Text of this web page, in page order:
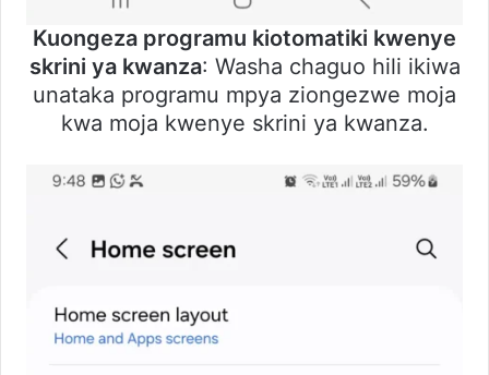
Kuongeza programu kiotomatiki kwenye
skrini ya kwanza: Washa chaguo hili ikiwa
unataka programu mpya ziongezwe moja
kwa moja kwenye skrini ya kwanza.